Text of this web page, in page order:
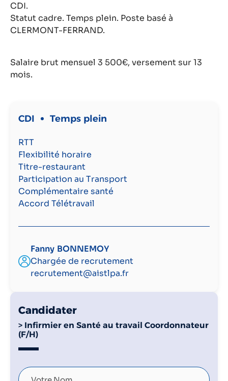
CDI.
Statut cadre. Temps plein. Poste basé à
CLERMONT-FERRAND.
Salaire brut mensuel 3 500€, versement sur 13
mois.
CDI Temps plein
RTT
Flexibilité horaire
Titre-restaurant
Participation au Transport
Complémentaire santé
Accord Télétravail
Fanny BONNEMOY
Chargée de recrutement
recrutement@aistlpa.fr
Candidater
> Infirmier en Santé au travail Coordonnateur
(F/H)